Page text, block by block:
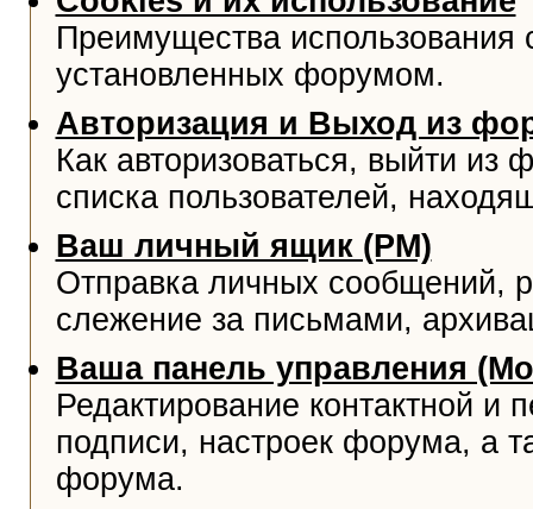
Преимущества
установленных форумом.
Авторизация и Выход из
Как авторизоваться, выйти из
списка пользователей,
Ваш личный ящик (PM)
Отправка личных сообщений,
слежение за письмами,
Ваша панель управления
Редактирование контактной
подписи, настроек форума, а
форума.